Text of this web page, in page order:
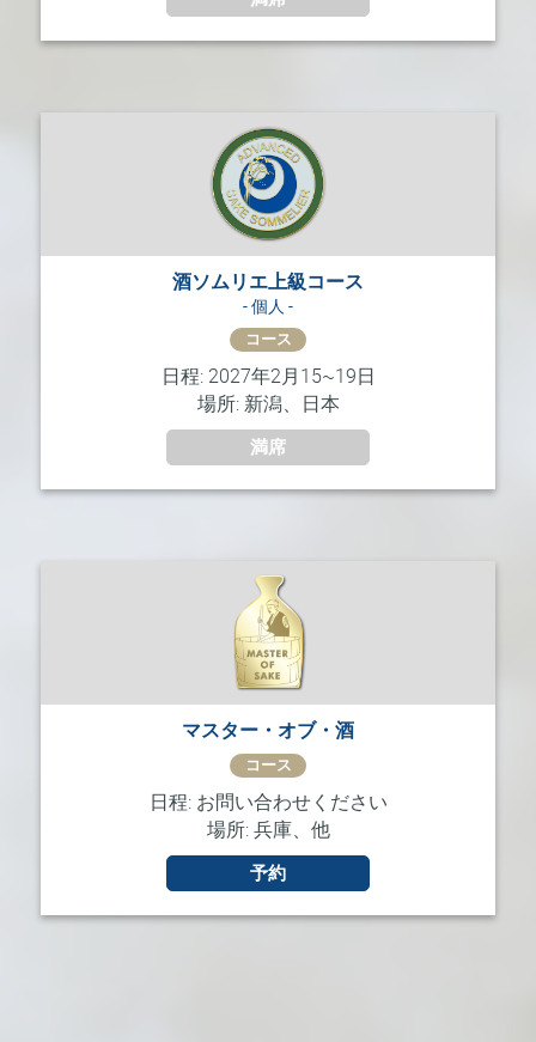
酒ソムリエ上級コース
- 個人 -
コース
日程: 2027年2月15~19日
場所: 新潟、日本
満席
マスター・オブ・酒
コース
日程: お問い合わせください
場所: 兵庫、他
予約